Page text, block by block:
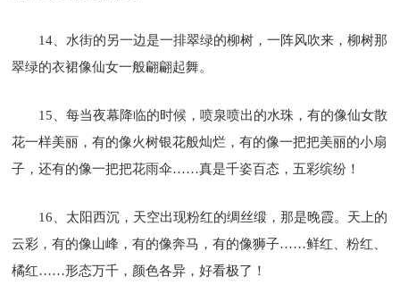
14、水街的另一边是一排翠绿的柳树，一阵风吹来，柳树那
翠绿的衣裙像仙女一般翩翩起舞。
15、每当夜幕降临的时候，喷泉喷出的水珠，有的像仙女散
花一样美丽，有的像火树银花般灿烂，有的像一把把美丽的小扇
子，还有的像一把把花雨伞……真是千姿百态，五彩缤纷！
16、太阳西沉，天空出现粉红的绸丝缎，那是晚霞。天上的
云彩，有的像山峰，有的像奔马，有的像狮子……鲜红、粉红、
橘红……形态万千，颜色各异，好看极了！